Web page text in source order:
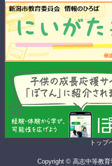
トップ
Copyright © 高志中等教育